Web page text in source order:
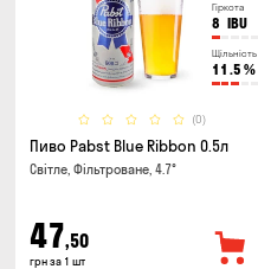
Гіркота
8 IBU
Щільність
11.5 %
(0)
Пиво Pabst Blue Ribbon 0.5л
Світле, Фільтроване, 4.7°
47,50
грн за 1 шт